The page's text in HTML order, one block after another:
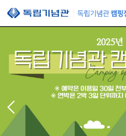
본문 바로가기